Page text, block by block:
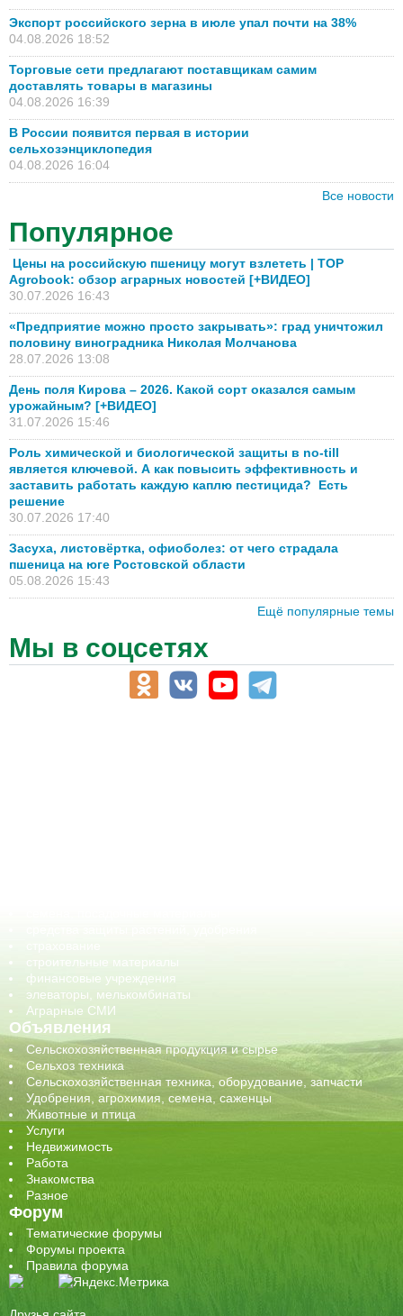
Экспорт российского зерна в июле упал почти на 38%
04.08.2026 18:52
Торговые сети предлагают поставщикам самим
доставлять товары в магазины
04.08.2026 16:39
В России появится первая в истории
сельхозэнциклопедия
04.08.2026 16:04
Все новости
Популярное
Цены на российскую пшеницу могут взлететь | TOP
Agrobook: обзор аграрных новостей [+ВИДЕО]
30.07.2026 16:43
«Предприятие можно просто закрывать»: град уничтожил
половину виноградника Николая Молчанова
28.07.2026 13:08
День поля Кирова – 2026. Какой сорт оказался самым
урожайным? [+ВИДЕО]
31.07.2026 15:46
Роль химической и биологической защиты в no-till
является ключевой. А как повысить эффективность и
заставить работать каждую каплю пестицида? Есть
решение
30.07.2026 17:40
Засуха, листовёртка, офиоболез: от чего страдала
пшеница на юге Ростовской области
05.08.2026 15:43
Ещё популярные темы
Мы в соцсетях
строительные материалы
финансовые учреждения
элеваторы, мелькомбинаты
Аграрные СМИ
Объявления
Сельскохозяйственная продукция и сырье
Сельхоз техника
Сельскохозяйственная техника, оборудование, запчасти
Удобрения, агрохимия, семена, саженцы
Животные и птица
Услуги
Недвижимость
Работа
Знакомства
Разное
Форум
Тематические форумы
Форумы проекта
Правила форума